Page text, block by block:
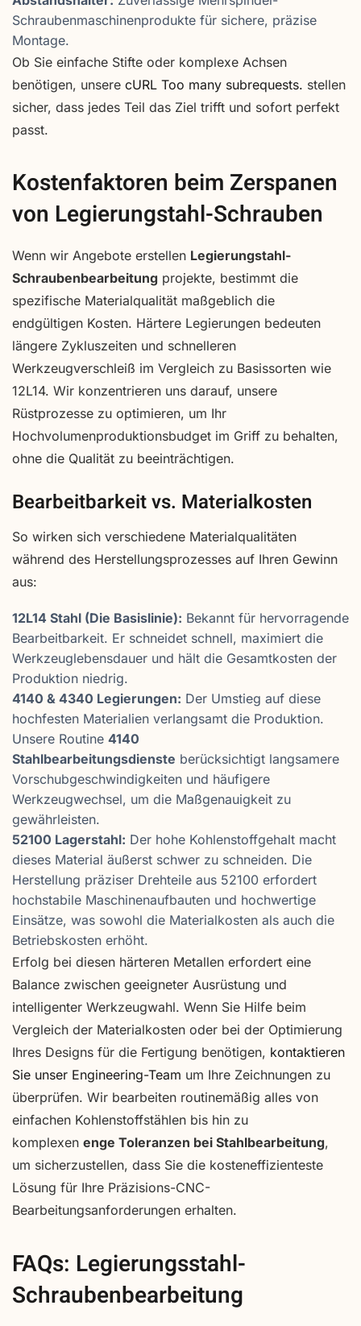
Schraubenmaschinenprodukte für sichere, präzise
Montage.
Ob Sie einfache Stifte oder komplexe Achsen
benötigen, unsere cURL Too many subrequests. stellen
sicher, dass jedes Teil das Ziel trifft und sofort perfekt
passt.
Kostenfaktoren beim Zerspanen
von Legierungstahl-Schrauben
Wenn wir Angebote erstellen Legierungstahl-
Schraubenbearbeitung projekte, bestimmt die
spezifische Materialqualität maßgeblich die
endgültigen Kosten. Härtere Legierungen bedeuten
längere Zykluszeiten und schnelleren
Werkzeugverschleiß im Vergleich zu Basissorten wie
12L14. Wir konzentrieren uns darauf, unsere
Rüstprozesse zu optimieren, um Ihr
Hochvolumenproduktionsbudget im Griff zu behalten,
ohne die Qualität zu beeinträchtigen.
Bearbeitbarkeit vs. Materialkosten
So wirken sich verschiedene Materialqualitäten
während des Herstellungsprozesses auf Ihren Gewinn
aus:
12L14 Stahl (Die Basislinie): Bekannt für hervorragende
Bearbeitbarkeit. Er schneidet schnell, maximiert die
Werkzeuglebensdauer und hält die Gesamtkosten der
Produktion niedrig.
4140 & 4340 Legierungen: Der Umstieg auf diese
hochfesten Materialien verlangsamt die Produktion.
Unsere Routine 4140
Stahlbearbeitungsdienste berücksichtigt langsamere
Vorschubgeschwindigkeiten und häufigere
Werkzeugwechsel, um die Maßgenauigkeit zu
gewährleisten.
52100 Lagerstahl: Der hohe Kohlenstoffgehalt macht
dieses Material äußerst schwer zu schneiden. Die
Herstellung präziser Drehteile aus 52100 erfordert
hochstabile Maschinenaufbauten und hochwertige
Einsätze, was sowohl die Materialkosten als auch die
Betriebskosten erhöht.
Erfolg bei diesen härteren Metallen erfordert eine
Balance zwischen geeigneter Ausrüstung und
intelligenter Werkzeugwahl. Wenn Sie Hilfe beim
Vergleich der Materialkosten oder bei der Optimierung
Ihres Designs für die Fertigung benötigen, kontaktieren
Sie unser Engineering-Team um Ihre Zeichnungen zu
überprüfen. Wir bearbeiten routinemäßig alles von
einfachen Kohlenstoffstählen bis hin zu
komplexen enge Toleranzen bei Stahlbearbeitung,
um sicherzustellen, dass Sie die kosteneffizienteste
Lösung für Ihre Präzisions-CNC-
Bearbeitungsanforderungen erhalten.
FAQs: Legierungsstahl-
Schraubenbearbeitung